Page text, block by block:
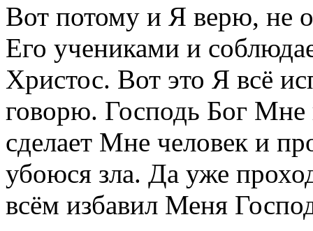
Вот потому и Я верю, не
Его учениками и
Христос. Вот это Я всё
говорю. Господь Бог
сделает Мне человек и
убоюся зла. Да уже
всём избавил Меня